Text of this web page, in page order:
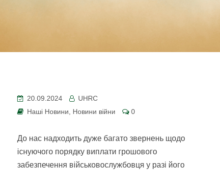
20.09.2024
UHRC
Наші Новини, Новини війни 0
До нас надходить дуже багато звернень щодо
існуючого порядку виплати грошового
забезпечення військовослужбовця у разі його